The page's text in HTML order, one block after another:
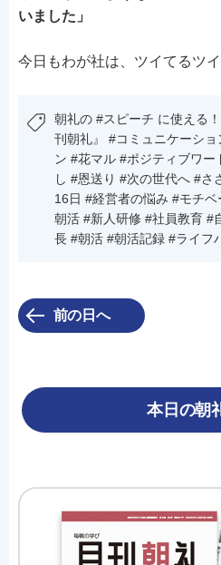
いました」
今日もわが社は、ツイてるツイ
朝礼の #スピーチ に使える
刊朝礼』 #コミュニケーシ
ン #花マル #ポジティブワ
し #恩送り #次の世代へ #さ
16日 #経営者の悩み #モチ
朝活 #新人研修 #社員教育 #
長 #朝活 #朝活記録 #ライフ
前の日へ
本日の朝